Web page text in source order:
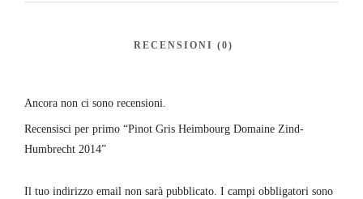
Ancora non ci sono recensioni.
Recensisci per primo “Pinot Gris Heimbourg Domaine Zind-
Humbrecht 2014”
Il tuo indirizzo email non sarà pubblicato. I campi obbligatori sono